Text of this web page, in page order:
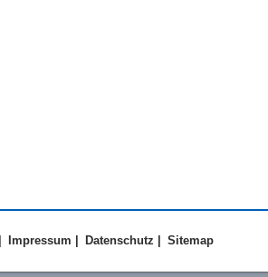
Impressum Datenschutz Sitemap